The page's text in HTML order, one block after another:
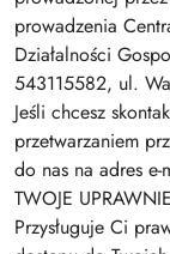
prowadzenia
Działalności
543115582, ul.
Jeśli chcesz
przetwarzaniem
do nas na adres
TWOJE
Przysługuje Ci